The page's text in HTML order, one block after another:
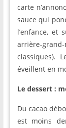
carte
sauce qui
l’enfance, et
arrière-
classiques).
éveillent en
Le dessert :
Du cacao
est moins